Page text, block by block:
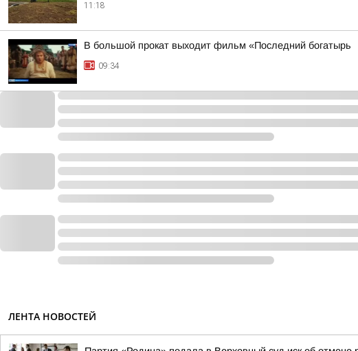
11:18
В большой прокат выходит фильм «Последний богатырь
09:34
ЛЕНТА НОВОСТЕЙ